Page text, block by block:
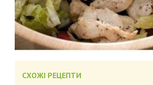
СХОЖІ РЕЦЕПТИ